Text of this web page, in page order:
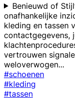
Benieuwd of
onafhankelijke
kleding en tassen
contactgegevens,
vertrouwen
weloverwogen...
#schoenen
#kleding
#tassen